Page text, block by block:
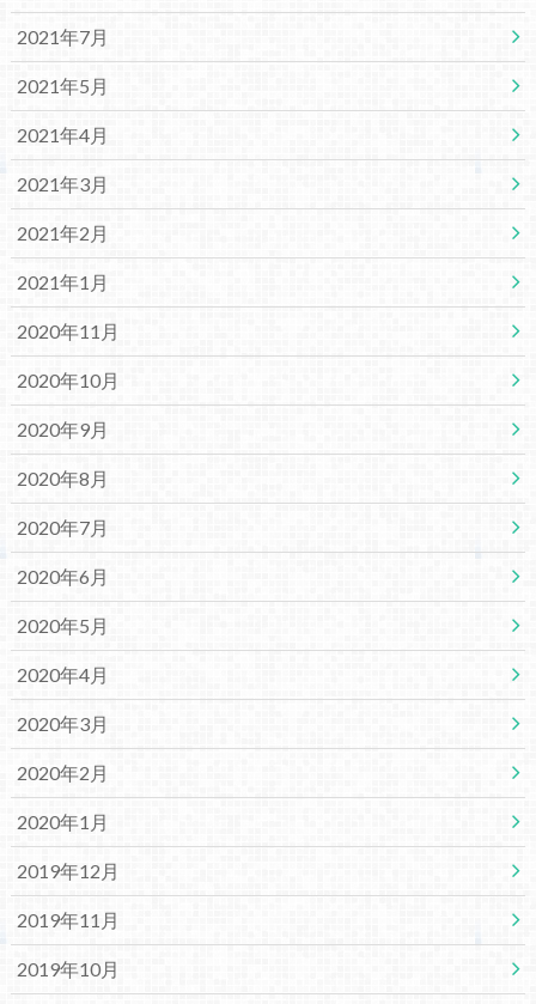
2021年7月
2021年5月
2021年4月
2021年3月
2021年2月
2021年1月
2020年11月
2020年10月
2020年9月
2020年8月
2020年7月
2020年6月
2020年5月
2020年4月
2020年3月
2020年2月
2020年1月
2019年12月
2019年11月
2019年10月